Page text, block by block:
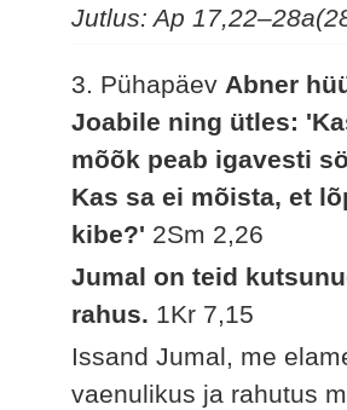
Jutlus: Ap
3. Pühapäev Abner
Joabile ning ütles:
mõõk peab igavesti
Kas sa ei mõista, et
kibe?' 2Sm 2,26
Jumal on teid
rahus. 1Kr 7,15
Issand Jumal, me
vaenulikus ja rahutus